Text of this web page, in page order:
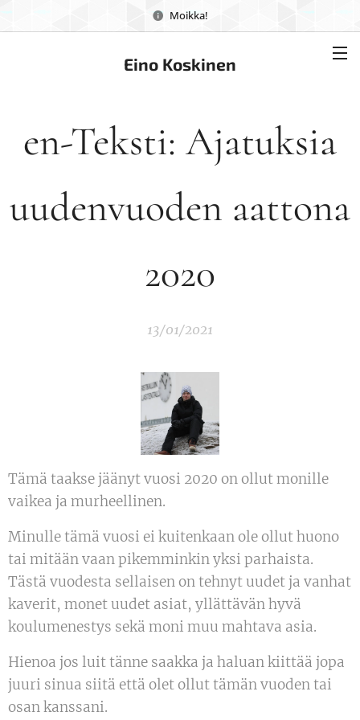
Moikka!
Eino Koskinen
en-Teksti: Ajatuksia
uudenvuoden aattona
2020
13/01/2021
Tämä taakse jäänyt vuosi 2020 on ollut monille
vaikea ja murheellinen.
Minulle tämä vuosi ei kuitenkaan ole ollut huono
tai mitään vaan pikemminkin yksi parhaista.
Tästä vuodesta sellaisen on tehnyt uudet ja vanhat
kaverit, monet uudet asiat, yllättävän hyvä
koulumenestys sekä moni muu mahtava asia.
Hienoa jos luit tänne saakka ja haluan kiittää jopa
juuri sinua siitä että olet ollut tämän vuoden tai
osan kanssani.